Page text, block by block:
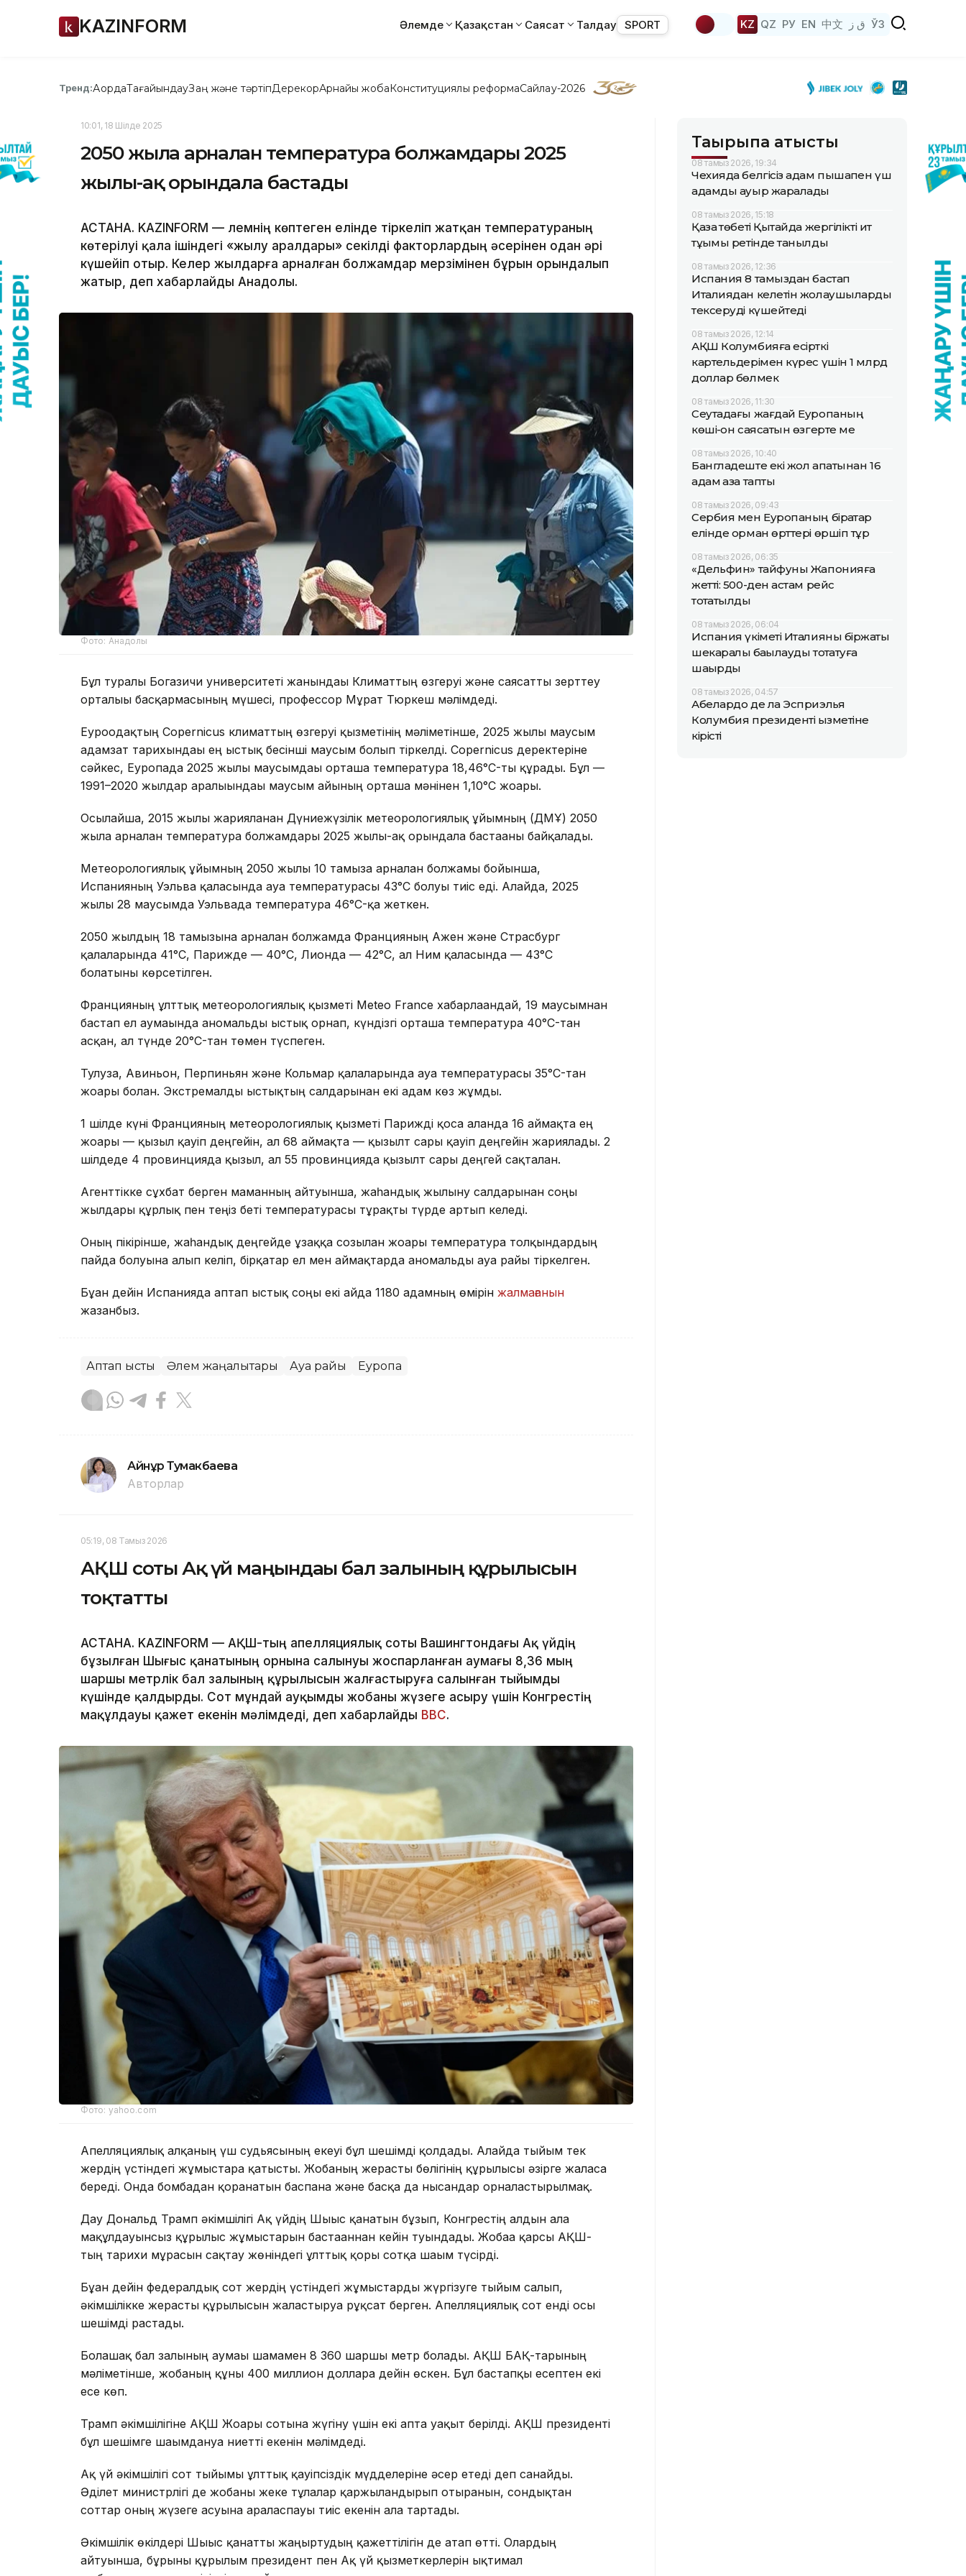
KAZINFORM Әлемде Қазақстан Саясат Талдау SPORT KZ QZ РУ EN 中文 ق ز ЎЗ
Тренд:АқордаТағайындауЗаң және тәртіпДерекқорАрнайы жобаКонституциялық реформаСайлау-2026
10:01, 18 Шілде 2025
2050 жылға арналған температура болжамдары 2025
жылы-ақ орындала бастады
АСТАНА. KAZINFORM — Әлемнің көптеген елінде тіркеліп жатқан температураның
көтерілуі қала ішіндегі «жылу аралдары» секілді факторлардың әсерінен одан әрі
күшейіп отыр. Келер жылдарға арналған болжамдар мерзімінен бұрын орындалып
жатыр, деп хабарлайды Анадолы.
Фото: Анадолы
Бұл туралы Богазичи университеті жанындағы Климаттың өзгеруі және саясатты зерттеу
орталығы басқармасының мүшесі, профессор Мұрат Тюркеш мәлімдеді.
Еуроодақтың Copernicus климаттың өзгеруі қызметінің мәліметінше, 2025 жылғы маусым
адамзат тарихындағы ең ыстық бесінші маусым болып тіркелді. Copernicus деректеріне
сәйкес, Еуропада 2025 жылғы маусымдағы орташа температура 18,46°C-ты құрады. Бұл —
1991–2020 жылдар аралығындағы маусым айының орташа мәнінен 1,10°C жоғары.
Осылайша, 2015 жылы жарияланған Дүниежүзілік метеорологиялық ұйымның (ДМҰ) 2050
жылға арналған температура болжамдары 2025 жылы-ақ орындала бастағаны байқалады.
Метеорологиялық ұйымның 2050 жылғы 10 тамызға арналған болжамы бойынша,
Испанияның Уэльва қаласында ауа температурасы 43°C болуы тиіс еді. Алайда, 2025
жылғы 28 маусымда Уэльвада температура 46°C-қа жеткен.
2050 жылдың 18 тамызына арналған болжамда Францияның Ажен және Страсбург
қалаларында 41°C, Парижде — 40°C, Лионда — 42°C, ал Ним қаласында — 43°C
болатыны көрсетілген.
Францияның ұлттық метеорологиялық қызметі Meteo France хабарлағандай, 19 маусымнан
бастап ел аумағында аномальды ыстық орнап, күндізгі орташа температура 40°C-тан
асқан, ал түнде 20°C-тан төмен түспеген.
Тулуза, Авиньон, Перпиньян және Кольмар қалаларында ауа температурасы 35°C-тан
жоғары болған. Экстремалды ыстықтың салдарынан екі адам көз жұмды.
1 шілде күні Францияның метеорологиялық қызметі Парижді қоса алғанда 16 аймақта ең
жоғары — қызыл қауіп деңгейін, ал 68 аймақта — қызғылт сары қауіп деңгейін жариялады. 2
шілдеде 4 провинцияда қызыл, ал 55 провинцияда қызғылт сары деңгей сақталған.
Агенттікке сұхбат берген маманның айтуынша, жаһандық жылыну салдарынан соңғы
жылдары құрлық пен теңіз беті температурасы тұрақты түрде артып келеді.
Оның пікірінше, жаһандық деңгейде ұзаққа созылған жоғары температура толқындардың
пайда болуына алып келіп, бірқатар ел мен аймақтарда аномальды ауа райы тіркелген.
Бұған дейін Испанияда аптап ыстық соңғы екі айда 1180 адамның өмірін жалмағанын
жазғанбыз.
Аптап ыстық Әлем жаңалықтары Ауа райы Еуропа
Айнұр Тумакбаева
Авторлар
05:19, 08 Тамыз 2026
АҚШ соты Ақ үй маңындағы бал залының құрылысын
тоқтатты
АСТАНА. KAZINFORM — АҚШ-тың апелляциялық соты Вашингтондағы Ақ үйдің
бұзылған Шығыс қанатының орнына салынуы жоспарланған аумағы 8,36 мың
шаршы метрлік бал залының құрылысын жалғастыруға салынған тыйымды
күшінде қалдырды. Сот мұндай ауқымды жобаны жүзеге асыру үшін Конгрестің
мақұлдауы қажет екенін мәлімдеді, деп хабарлайды BBC.
Фото: yahoo.com
Апелляциялық алқаның үш судьясының екеуі бұл шешімді қолдады. Алайда тыйым тек
жердің үстіндегі жұмыстарға қатысты. Жобаның жерасты бөлігінің құрылысы әзірге жалғаса
береді. Онда бомбадан қорғанатын баспана және басқа да нысандар орналастырылмақ.
Дау Дональд Трамп әкімшілігі Ақ үйдің Шығыс қанатын бұзып, Конгрестің алдын ала
мақұлдауынсыз құрылыс жұмыстарын бастағаннан кейін туындады. Жобаға қарсы АҚШ-
тың тарихи мұрасын сақтау жөніндегі ұлттық қоры сотқа шағым түсірді.
Бұған дейін федералдық сот жердің үстіндегі жұмыстарды жүргізуге тыйым салып,
әкімшілікке жерасты құрылысын жалғастыруға рұқсат берген. Апелляциялық сот енді осы
шешімді растады.
Болашақ бал залының аумағы шамамен 8 360 шаршы метр болады. АҚШ БАҚ-тарының
мәліметінше, жобаның құны 400 миллион долларға дейін өскен. Бұл бастапқы есептен екі
есе көп.
Трамп әкімшілігіне АҚШ Жоғарғы сотына жүгіну үшін екі апта уақыт берілді. АҚШ президенті
бұл шешімге шағымдануға ниетті екенін мәлімдеді.
Ақ үй әкімшілігі сот тыйымы ұлттық қауіпсіздік мүдделеріне әсер етеді деп санайды.
Әділет министрлігі де жобаны жеке тұлғалар қаржыландырып отырғанын, сондықтан
соттар оның жүзеге асуына араласпауы тиіс екенін алға тартады.
Әкімшілік өкілдері Шығыс қанатты жаңғыртудың қажеттілігін де атап өтті. Олардың
айтуынша, бұрынғы құрылым президент пен Ақ үй қызметкерлерін ықтимал
Тақырыпқа қатысты
08 тамыз 2026, 19:34
Чехияда белгісіз адам пышақпен үш
адамды ауыр жаралады
08 тамыз 2026, 15:18
Қазақ төбеті Қытайда жергілікті ит
тұқымы ретінде танылды
08 тамыз 2026, 12:36
Испания 8 тамыздан бастап
Италиядан келетін жолаушыларды
тексеруді күшейтеді
08 тамыз 2026, 12:14
АҚШ Колумбияға есірткі
картельдерімен күрес үшін 1 млрд
доллар бөлмек
08 тамыз 2026, 11:30
Сеутадағы жағдай Еуропаның
көші-қон саясатын өзгерте ме
08 тамыз 2026, 10:40
Бангладеште екі жол апатынан 16
адам қаза тапты
08 тамыз 2026, 09:43
Сербия мен Еуропаның бірқатар
елінде орман өрттері өршіп тұр
08 тамыз 2026, 06:35
«Дельфин» тайфуны Жапонияға
жетті: 500-ден астам рейс
тоқтатылды
08 тамыз 2026, 06:04
Испания үкіметі Италияны біржақты
шекаралық бақылауды тоқтатуға
шақырды
08 тамыз 2026, 04:57
Абелардо де ла Эсприэлья
Колумбия президенті қызметіне
кірісті